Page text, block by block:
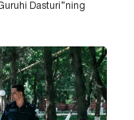
Dasturi”ning